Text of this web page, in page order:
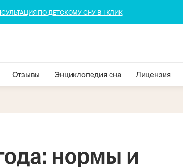
ПО ДЕТСКОМУ СНУ В 1 КЛИК
Отзывы Энциклопедия сна Лицензия
нормы и